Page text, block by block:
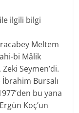
ilgili bilgi
Meltem
bi Mâlik
Seymen’di.
Bursalı
bu yana
Koç’un